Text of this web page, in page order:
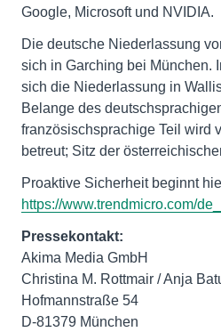
Google, Microsoft und NVIDIA.
Die deutsche Niederlassung
sich in Garching bei München.
sich die Niederlassung in
Belange des
französischsprachige Teil wird
betreut; Sitz der
Proaktive Sicherheit beginnt
https://www.trendmicro.com/
Pressekontakt:
Akima Media GmbH
Christina M. Rottmair / Anja
Hofmannstraße 54
D-81379 München